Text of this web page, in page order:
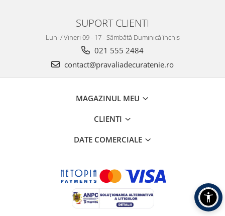
SUPORT CLIENTI
Luni / Vineri 09 - 17 - Sâmbătă Duminică închis
021 555 2484
contact@pravaliadecuratenie.ro
MAGAZINUL MEU
CLIENTI
DATE COMERCIALE